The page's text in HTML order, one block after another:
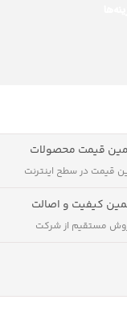
قیمت محصولات
قیمت در سطح اینترنت
کیفیت و اصالت
مستقیم از شرکت